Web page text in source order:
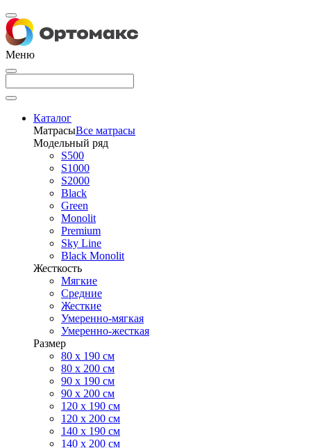
Меню
Каталог
МатрасыВсе матрасы
Модельный ряд
S500
S1000
S2000
Black
Green
Monolit
Premium
Sky Line
Black Monolit
Жесткость
Мягкие
Средние
Жесткие
Умеренно-мягкая
Умеренно-жесткая
Размер
80 х 190 см
80 х 200 см
90 х 190 см
90 х 200 см
120 х 190 см
120 х 200 см
140 х 190 см
140 х 200 см